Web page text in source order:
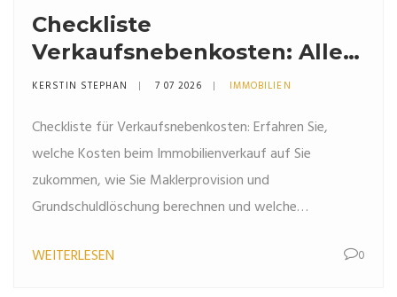
Checkliste
Verkaufsnebenkosten: Alle
Kosten beim
Überblick
KERSTIN STEPHAN 7 07 2026 IMMOBILIEN
Checkliste für Verkaufsnebenkosten: Erfahren Sie,
welche Kosten beim Immobilienverkauf auf Sie
zukommen, wie Sie Maklerprovision und
Grundschuldlöschung berechnen und welche
WEITERLESEN
0